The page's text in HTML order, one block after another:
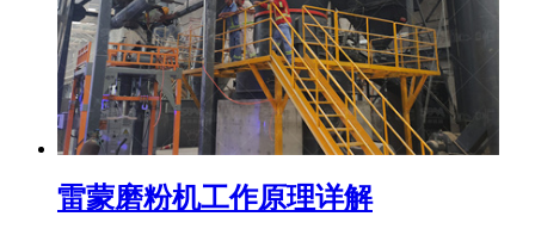
雷蒙磨粉机工作原理详解